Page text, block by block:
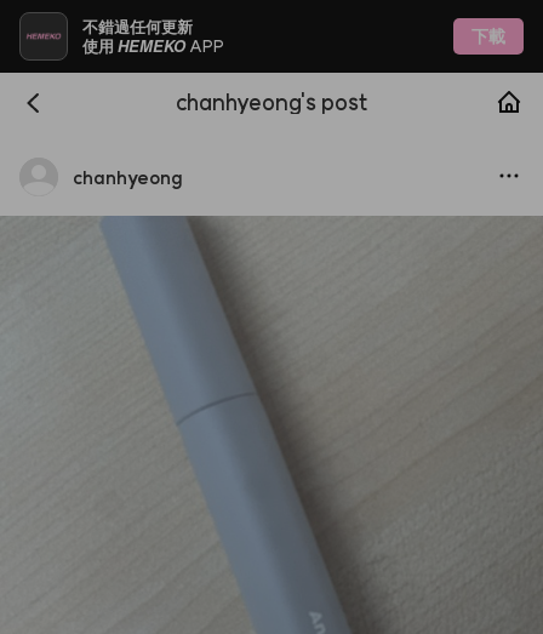
不錯過任何更新
使用 HEMEKO APP 下載
chanhyeong's post
chanhyeong